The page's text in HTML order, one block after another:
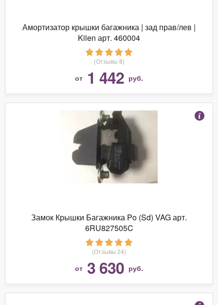
Амортизатор крышки багажника | зад прав/лев |
Kilen арт. 460004
(Отзывы 8)
от 1 442 руб.
Замок Крышки Багажника Po (Sd) VAG арт.
6RU827505C
(Отзывы 24)
от 3 630 руб.